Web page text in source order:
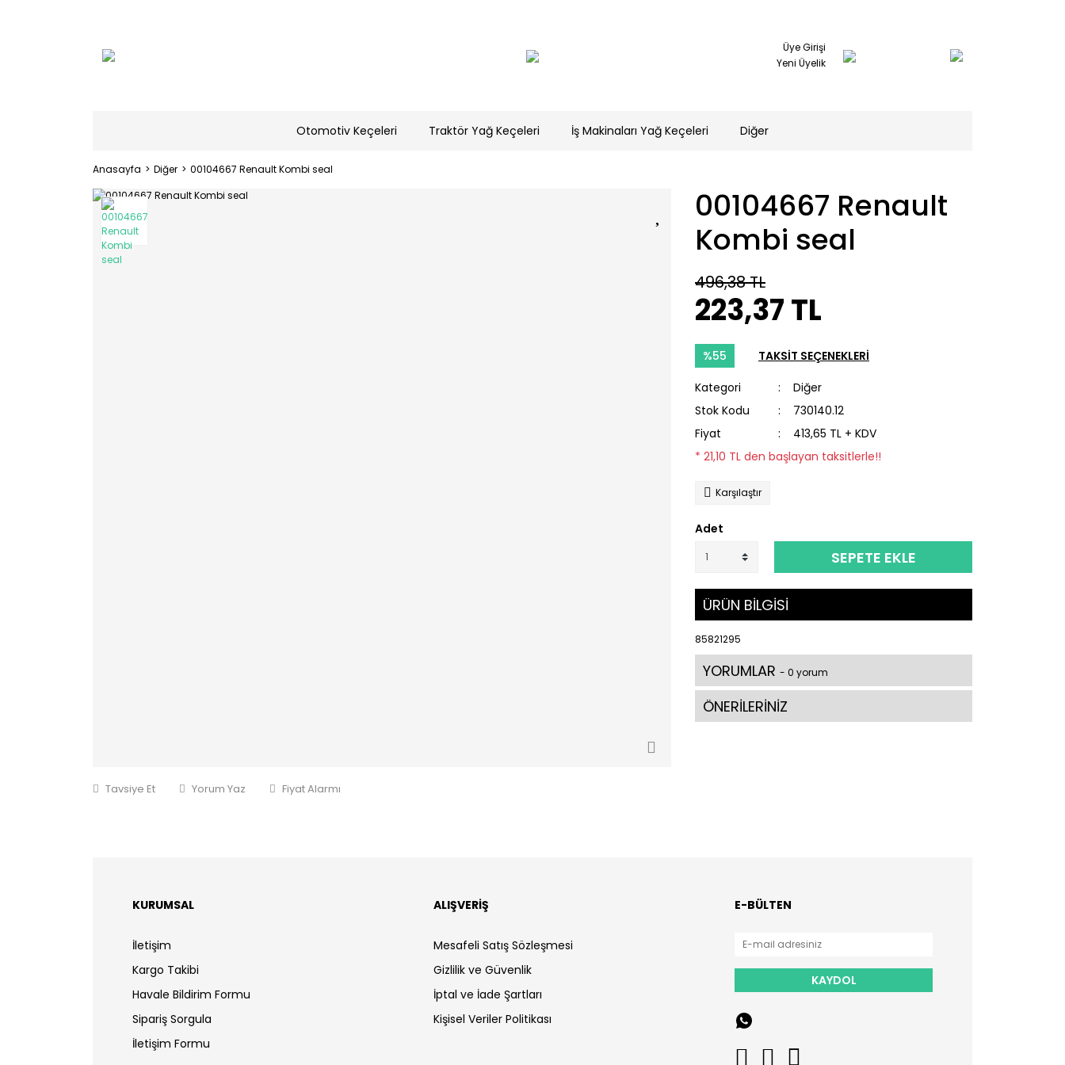
Üye Girişi
Yeni Üyelik
Otomotiv Keçeleri Traktör Yağ Keçeleri İş Makinaları Yağ Keçeleri Diğer
Anasayfa Diğer 00104667 Renault Kombi seal
Tavsiye Et Yorum Yaz Fiyat Alarmı
00104667 Renault
Kombi seal
496,38 TL
223,37 TL
%55 TAKSİT SEÇENEKLERİ
Kategori
Diğer
Stok Kodu
730140.12
Fiyat
413,65 TL + KDV
* 21,10 TL den başlayan taksitlerle!!
Karşılaştır
Adet
SEPETE EKLE
ÜRÜN BİLGİSİ
85821295
YORUMLAR - 0 yorum
ÖNERİLERİNİZ
KURUMSAL
İletişim
Kargo Takibi
Havale Bildirim Formu
Sipariş Sorgula
İletişim Formu
ALIŞVERİŞ
Mesafeli Satış Sözleşmesi
Gizlilik ve Güvenlik
İptal ve İade Şartları
Kişisel Veriler Politikası
E-BÜLTEN
KAYDOL